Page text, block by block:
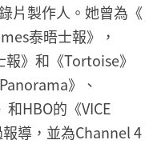
片製作人。她曾為《
泰晤士報》，
》和《Tortoise》
》、
HBO的《VICE
導，並為Channel 4